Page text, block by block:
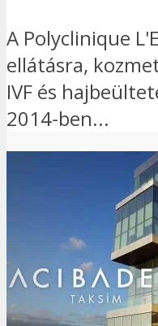
A Polyclinique
ellátásra,
IVF és
2014-ben...